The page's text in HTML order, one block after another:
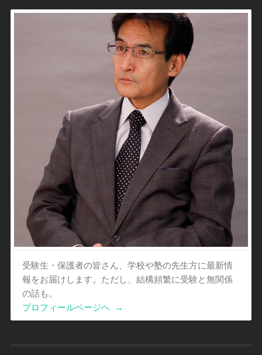
受験生・保護者の皆さん、学校や塾の先生方に最新情
報をお届けします。ただし、結構頻繁に受験と無関係
の話も。
プロフィールページヘ
→